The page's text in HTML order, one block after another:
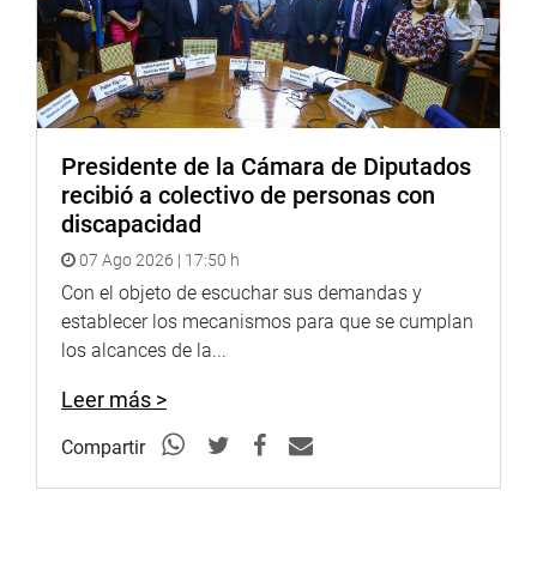
Presidente de la Cámara de Diputados
recibió a colectivo de personas con
discapacidad
07 Ago 2026 | 17:50 h
Con el objeto de escuchar sus demandas y
establecer los mecanismos para que se cumplan
los alcances de la...
Leer más >
Compartir